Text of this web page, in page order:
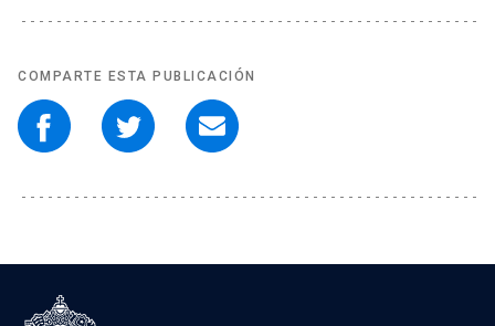
COMPARTE ESTA PUBLICACIÓN